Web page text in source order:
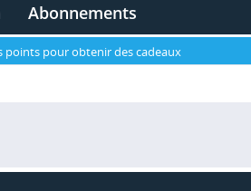
Abonnements
points pour obtenir des cadeaux